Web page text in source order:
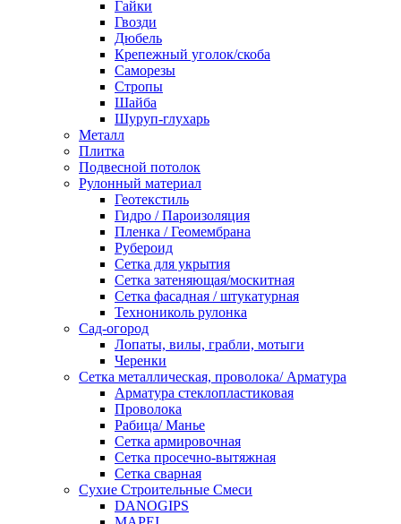
Гайки
Гвозди
Дюбель
Крепежный уголок/скоба
Саморезы
Стропы
Шайба
Шуруп-глухарь
Металл
Плитка
Подвесной потолок
Рулонный материал
Геотекстиль
Гидро / Пароизоляция
Пленка / Геомембрана
Рубероид
Сетка для укрытия
Сетка затеняющая/москитная
Сетка фасадная / штукатурная
Технониколь рулонка
Сад-огород
Лопаты, вилы, грабли, мотыги
Черенки
Сетка металлическая, проволока/ Арматура
Арматура стеклопластиковая
Проволока
Рабица/ Манье
Сетка армировочная
Сетка просечно-вытяжная
Сетка сварная
Сухие Строительные Смеси
DANOGIPS